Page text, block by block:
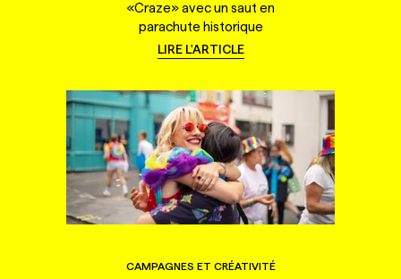
«Craze» avec un saut en
parachute historique
LIRE L'ARTICLE
CAMPAGNES ET CRÉATIVITÉ